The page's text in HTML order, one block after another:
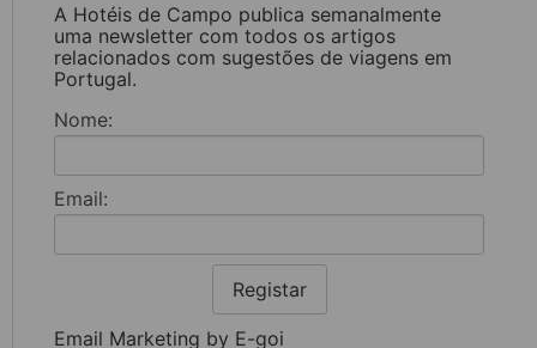
A Hotéis de Campo publica semanalmente
uma newsletter com todos os artigos
relacionados com sugestões de viagens em
Portugal.
Nome:
Email:
Registar
Email Marketing by E-goi